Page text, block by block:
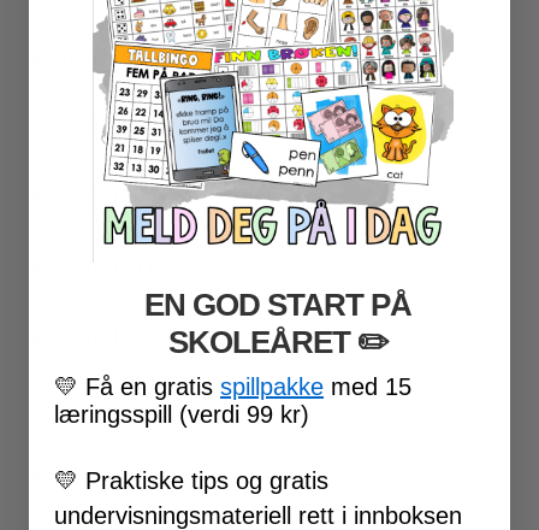
★ Stortinget
★ statsminister
★ regjering
★ statsråd
★ statsborgerskap
★ stemmeseddel
★ avlukke
EN GOD START PÅ
SKOLEÅRET​ ✏️
💛 Få en gratis spillpakke med 15
læringsspill (verdi 99 kr)
💛 Praktiske tips og gratis
undervisningsmateriell rett i innboksen